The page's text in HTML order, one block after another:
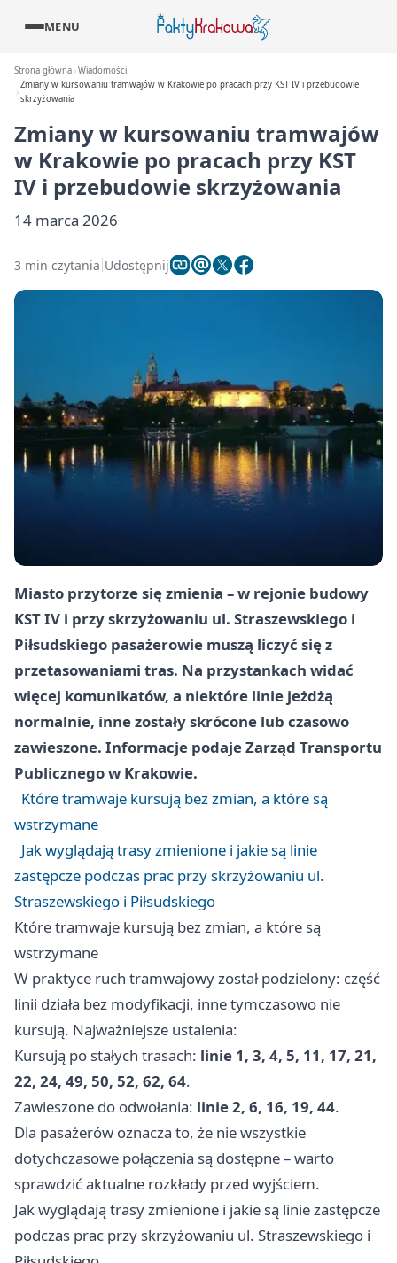
MENU
Strona główna Wiadomości
Zmiany w kursowaniu tramwajów w Krakowie po pracach przy KST IV i przebudowie
skrzyżowania
Zmiany w kursowaniu tramwajów
w Krakowie po pracach przy KST
IV i przebudowie skrzyżowania
14 marca 2026
3 min czytania Udostępnij
Miasto przytorze się zmienia – w rejonie budowy
KST IV i przy skrzyżowaniu ul. Straszewskiego i
Piłsudskiego pasażerowie muszą liczyć się z
przetasowaniami tras. Na przystankach widać
więcej komunikatów, a niektóre linie jeżdżą
normalnie, inne zostały skrócone lub czasowo
zawieszone. Informacje podaje Zarząd Transportu
Publicznego w Krakowie.
Które tramwaje kursują bez zmian, a które są
wstrzymane
Jak wyglądają trasy zmienione i jakie są linie
zastępcze podczas prac przy skrzyżowaniu ul.
Straszewskiego i Piłsudskiego
Które tramwaje kursują bez zmian, a które są
wstrzymane
W praktyce ruch tramwajowy został podzielony: część
linii działa bez modyfikacji, inne tymczasowo nie
kursują. Najważniejsze ustalenia:
Kursują po stałych trasach: linie 1, 3, 4, 5, 11, 17, 21,
22, 24, 49, 50, 52, 62, 64.
Zawieszone do odwołania: linie 2, 6, 16, 19, 44.
Dla pasażerów oznacza to, że nie wszystkie
dotychczasowe połączenia są dostępne – warto
sprawdzić aktualne rozkłady przed wyjściem.
Jak wyglądają trasy zmienione i jakie są linie zastępcze
podczas prac przy skrzyżowaniu ul. Straszewskiego i